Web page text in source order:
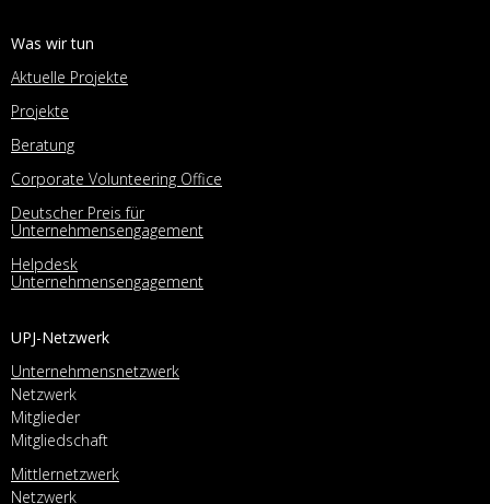
Was wir tun
Aktuelle Projekte
Projekte
Beratung
Corporate Volunteering Office
Deutscher Preis für
Unternehmensengagement
Helpdesk
Unternehmensengagement
UPJ-Netzwerk
Unternehmensnetzwerk
Netzwerk
Mitglieder
Mitgliedschaft
Mittlernetzwerk
Netzwerk